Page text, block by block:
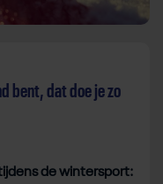
bent, dat doe je zo
de wintersport: